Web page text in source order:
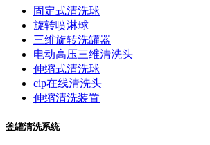
固定式清洗球
旋转喷淋球
三维旋转洗罐器
电动高压三维清洗头
伸缩式清洗球
cip在线清洗头
伸缩清洗装置
釜罐清洗系统